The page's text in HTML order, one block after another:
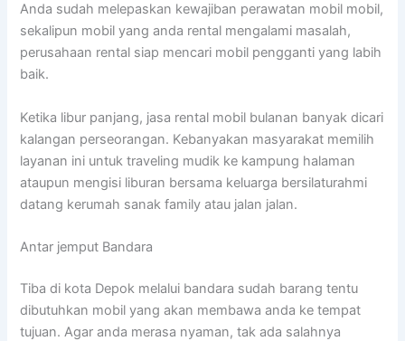
Anda sudah melepaskan kewajiban perawatan mobil mobil,
sekalipun mobil yang anda rental mengalami masalah,
perusahaan rental siap mencari mobil pengganti yang labih
baik.
Ketika libur panjang, jasa rental mobil bulanan banyak dicari
kalangan perseorangan. Kebanyakan masyarakat memilih
layanan ini untuk traveling mudik ke kampung halaman
ataupun mengisi liburan bersama keluarga bersilaturahmi
datang kerumah sanak family atau jalan jalan.
Antar jemput Bandara
Tiba di kota Depok melalui bandara sudah barang tentu
dibutuhkan mobil yang akan membawa anda ke tempat
tujuan. Agar anda merasa nyaman, tak ada salahnya